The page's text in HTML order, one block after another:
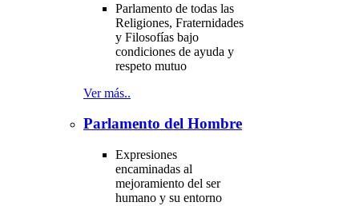
Parlamento de todas las
Religiones, Fraternidades
y Filosofías bajo
condiciones de ayuda y
respeto mutuo
Ver más..
Parlamento del Hombre
Expresiones
encaminadas al
mejoramiento del ser
humano y su entorno